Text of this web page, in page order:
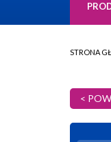
STRONA
<